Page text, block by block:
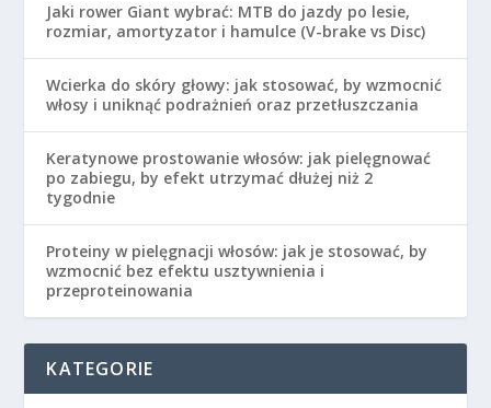
Jaki rower Giant wybrać: MTB do jazdy po lesie,
rozmiar, amortyzator i hamulce (V-brake vs Disc)
Wcierka do skóry głowy: jak stosować, by wzmocnić
włosy i uniknąć podrażnień oraz przetłuszczania
Keratynowe prostowanie włosów: jak pielęgnować
po zabiegu, by efekt utrzymać dłużej niż 2
tygodnie
Proteiny w pielęgnacji włosów: jak je stosować, by
wzmocnić bez efektu usztywnienia i
przeproteinowania
KATEGORIE